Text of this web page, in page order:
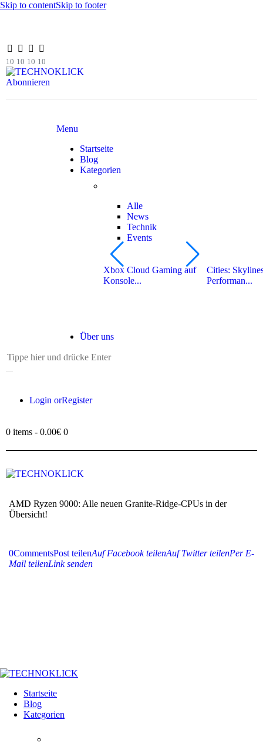
Skip to contentSkip to footer
10 10 10 10
Abonnieren
Menu
Startseite
Blog
Kategorien
Alle
News
Technik
Events
Xbox Cloud Gaming auf
Konsole...
Cities:
Performan...
Über uns
Login orRegister
0 items - 0.00€ 0
AMD Ryzen 9000: Alle neuen Granite-Ridge-CPUs in der
Übersicht!
0CommentsPost teilenAuf Facebook teilenAuf Twitter teilenPer E-
Mail teilenLink senden
Startseite
Blog
Kategorien